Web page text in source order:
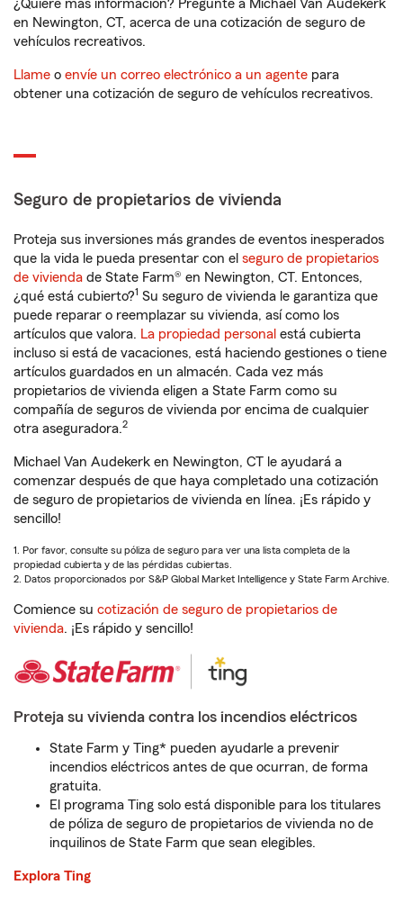
¿Quiere más información? Pregunte a Michael Van Audekerk
en Newington, CT, acerca de una cotización de seguro de
vehículos recreativos.
Llame o envíe un correo electrónico a un agente para
obtener una cotización de seguro de vehículos recreativos.
Seguro de propietarios de vivienda
Proteja sus inversiones más grandes de eventos inesperados
que la vida le pueda presentar con el seguro de propietarios
de vivienda de State Farm® en Newington, CT. Entonces,
¿qué está cubierto?1 Su seguro de vivienda le garantiza que
puede reparar o reemplazar su vivienda, así como los
artículos que valora. La propiedad personal está cubierta
incluso si está de vacaciones, está haciendo gestiones o tiene
artículos guardados en un almacén. Cada vez más
propietarios de vivienda eligen a State Farm como su
compañía de seguros de vivienda por encima de cualquier
otra aseguradora.2
Michael Van Audekerk en Newington, CT le ayudará a
comenzar después de que haya completado una cotización
de seguro de propietarios de vivienda en línea. ¡Es rápido y
sencillo!
1. Por favor, consulte su póliza de seguro para ver una lista completa de la
propiedad cubierta y de las pérdidas cubiertas.
2. Datos proporcionados por S&P Global Market Intelligence y State Farm Archive.
Comience su cotización de seguro de propietarios de
vivienda. ¡Es rápido y sencillo!
Proteja su vivienda contra los incendios eléctricos
State Farm y Ting* pueden ayudarle a prevenir
incendios eléctricos antes de que ocurran, de forma
gratuita.
El programa Ting solo está disponible para los titulares
de póliza de seguro de propietarios de vivienda no de
inquilinos de State Farm que sean elegibles.
Explora Ting